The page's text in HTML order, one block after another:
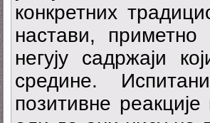
конкретних
настави,
негују садржаји
средине.
позитивне